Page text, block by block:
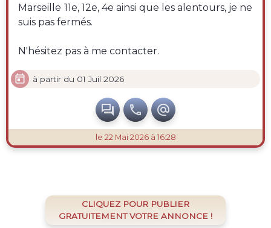
Marseille 11e, 12e, 4e ainsi que les alentours, je ne
suis pas fermés.
N'hésitez pas à me contacter.
 à partir du 01 Juil 2026
  
le 22 Mai 2026 à 16:28
CLIQUEZ POUR PUBLIER
GRATUITEMENT VOTRE ANNONCE !